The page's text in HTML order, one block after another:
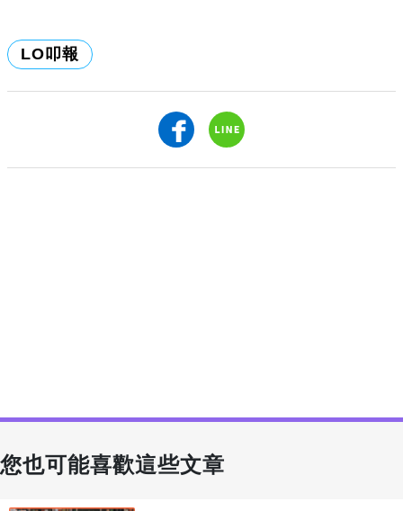
LO叩報
您也可能喜歡這些文章